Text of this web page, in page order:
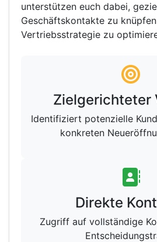
unterstützen euch dabei,
Geschäftskontakte zu
Vertriebsstrategie zu
Zielgerichteter
Identifiziert potenzielle
konkreten
Direkte
Zugriff auf vollständige